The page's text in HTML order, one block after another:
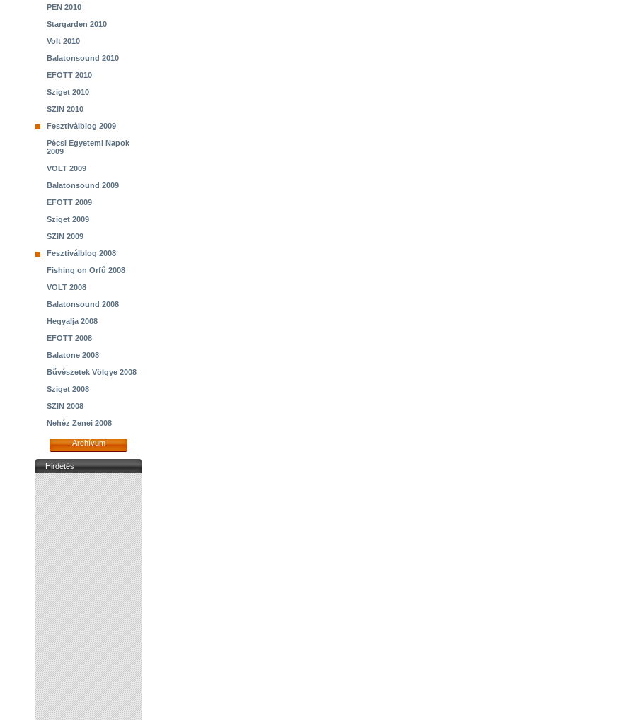
PEN 2010
Stargarden 2010
Volt 2010
Balatonsound 2010
EFOTT 2010
Sziget 2010
SZIN 2010
Fesztiválblog 2009
Pécsi Egyetemi Napok
2009
VOLT 2009
Balatonsound 2009
EFOTT 2009
Sziget 2009
SZIN 2009
Fesztiválblog 2008
Fishing on Orfű 2008
VOLT 2008
Balatonsound 2008
Hegyalja 2008
EFOTT 2008
Balatone 2008
Bűvészetek Völgye 2008
Sziget 2008
SZIN 2008
Nehéz Zenei 2008
Archívum
Hirdetés